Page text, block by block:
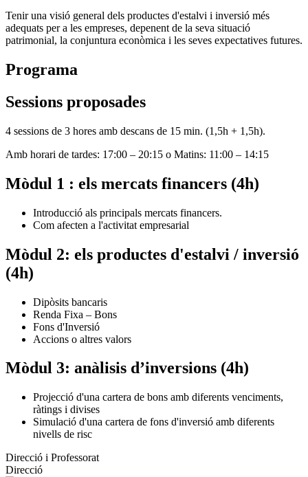
Tenir una visió general dels productes d'estalvi i inversió més
adequats per a les empreses, depenent de la seva situació
patrimonial, la conjuntura econòmica i les seves expectatives futures.
Programa
Sessions proposades
4 sessions de 3 hores amb descans de 15 min. (1,5h + 1,5h).
Amb horari de tardes: 17:00 – 20:15 o Matins: 11:00 – 14:15
Mòdul 1 : els mercats financers (4h)
Introducció als principals mercats financers.
Com afecten a l'activitat empresarial
Mòdul 2: els productes d'estalvi / inversió
(4h)
Dipòsits bancaris
Renda Fixa – Bons
Fons d'Inversió
Accions o altres valors
Mòdul 3: anàlisis d’inversions (4h)
Projecció d'una cartera de bons amb diferents venciments,
ràtings i divises
Simulació d'una cartera de fons d'inversió amb diferents
nivells de risc
Direcció i Professorat
Direcció